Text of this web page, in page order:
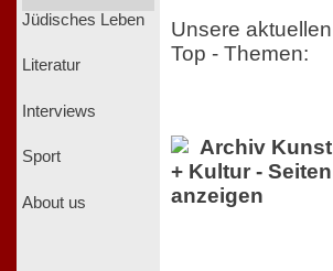
Jüdisches Leben
Literatur
Interviews
Sport
About us
Unsere aktuellen
Top - Themen:
Archiv Kunst
+ Kultur - Seiten
anzeigen